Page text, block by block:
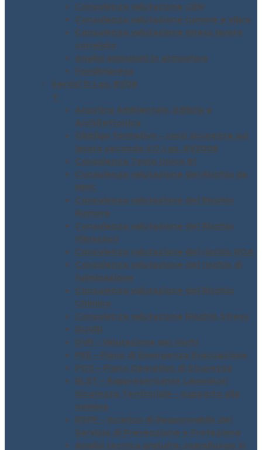
Consulenza valutazione CEM
Consulenza valutazione rumore e vibro
Consulenza valutazione stress lavoro
correlato
Analisi emissioni in atmosfera
Fondimpresa
Servizi D.Lgs. 81/08
▼
Acustica Ambientale, Edilizia e
Architettonica
Obbligo formativo – corsi sicurezza sul
lavoro secondo il D.Lgs. 81/2008
Consulenza Testo Unico 81
Consulenza valutazione del Rischio da
MMC
Consulenza valutazione del Rischio
Rumore
Consulenza valutazione del Rischio
Vibrazioni
Consulenza valutazione del rischio ROA
Consulenza valutazione del rischio di
fulminazione
Consulenza valutazione del Rischio
Chimico
Consulenza valutazione Rischio Stress
DUVRI
DVR – Valutazione dei rischi
PEE – Piano di Emergenza Evacuazione
POS – Piano Operativo di Sicurezza
RLST – Rappresentante Lavoratori
Sicurezza Territoriale – supporto alla
nomina
RSPP – Incarico di Responsabile del
Servizio di Prevenzione e Protezione
Analisi tecnica gratuita: sopralluogo in